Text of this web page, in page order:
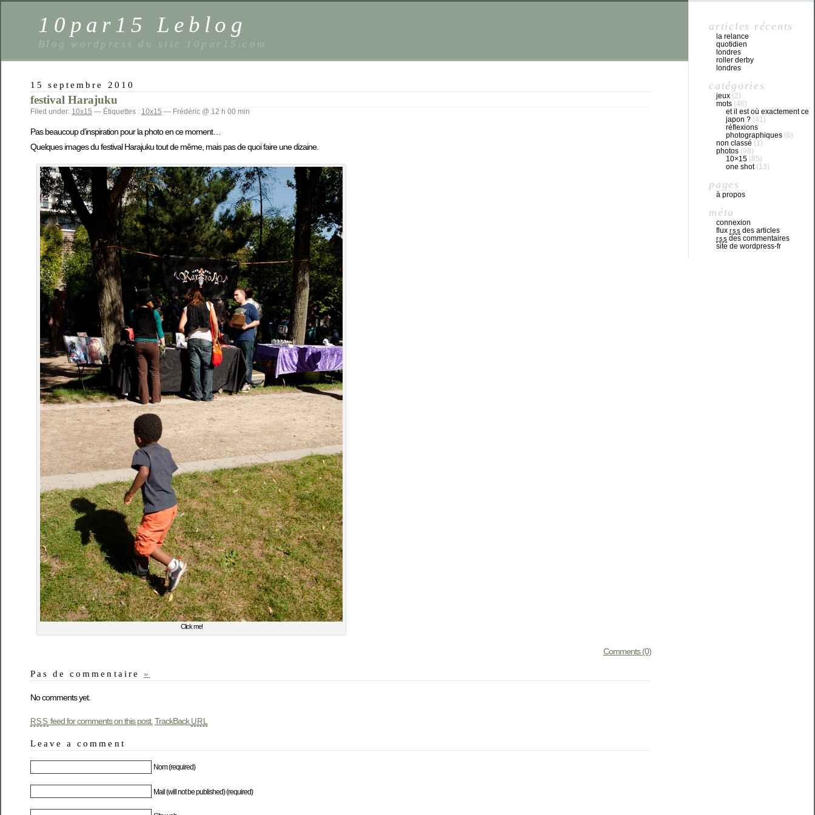
10par15 Leblog
Blog wordpress du site 10par15.com
15 septembre 2010
festival Harajuku
Filed under: 10x15 — Étiquettes : 10x15 — Frédéric @ 12 h 00 min
Pas beaucoup d’inspiration pour la photo en ce moment…
Quelques images du festival Harajuku tout de même, mais pas de quoi faire une dizaine.
Click me!
Comments (0)
Pas de commentaire »
No comments yet.
RSS feed for comments on this post. TrackBack URL
Leave a comment
Nom (required)
Mail (will not be published) (required)
articles récents
la relance
quotidien
londres
roller derby
londres
catégories
jeux (2)
mots (46)
et il est où exactement ce
japon ? (41)
réflexions
photographiques (6)
non classé (1)
photos (98)
10×15 (85)
one shot(13)
pages
à propos
méta
connexion
flux rss des articles
rss des commentaires
site de wordpress-fr